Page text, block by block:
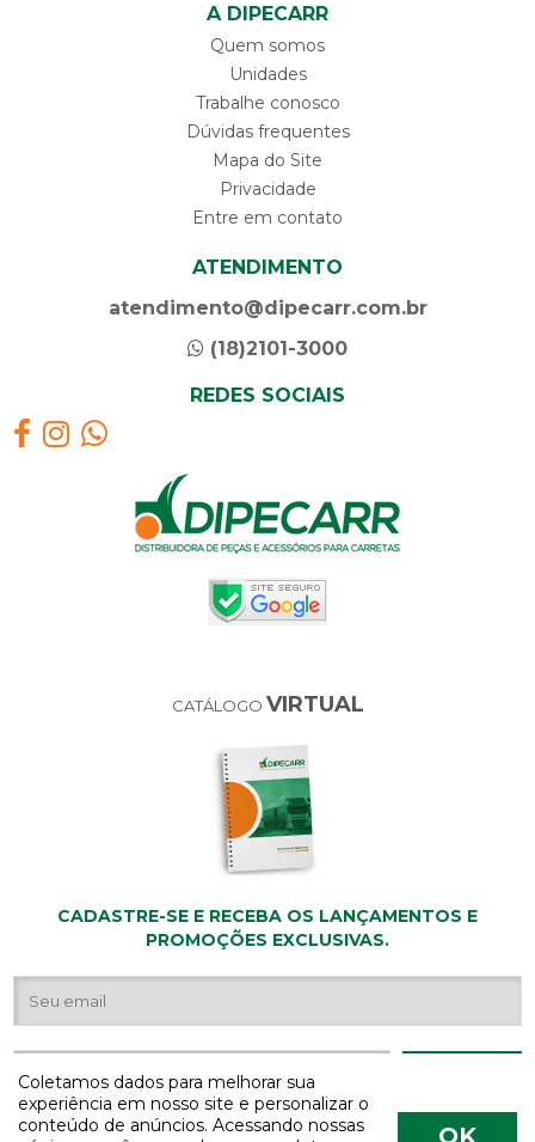
A DIPECARR
Quem somos
Unidades
Trabalhe conosco
Dúvidas frequentes
Mapa do Site
Privacidade
Entre em contato
ATENDIMENTO
atendimento@dipecarr.com.br
(18)2101-3000
REDES SOCIAIS
CATÁLOGO VIRTUAL
CADASTRE-SE E RECEBA OS LANÇAMENTOS E
PROMOÇÕES EXCLUSIVAS.
Coletamos dados para melhorar sua
experiência em nosso site e personalizar o
conteúdo de anúncios. Acessando nossas
OK